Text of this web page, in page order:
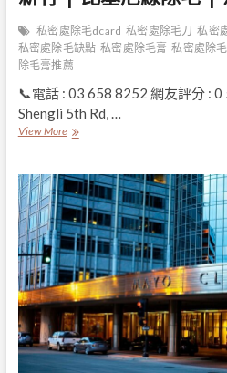
私密處除毛dcard 私密處除毛刀 私密
私密處除毛缺點 私密處除毛膏 私密處除
除毛膏推薦
📞電話 : 03 658 8252 網友評分 : 0
Shengli 5th Rd, …
View More新
比
基
尼
線
除
毛
|
沙
菈
美
甲